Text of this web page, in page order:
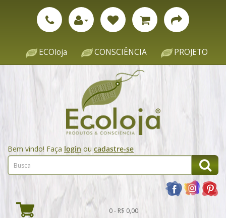
ECOloja CONSCIÊNCIA PROJETO
Bem vindo! Faça login ou cadastre-se
0 - R$ 0,00